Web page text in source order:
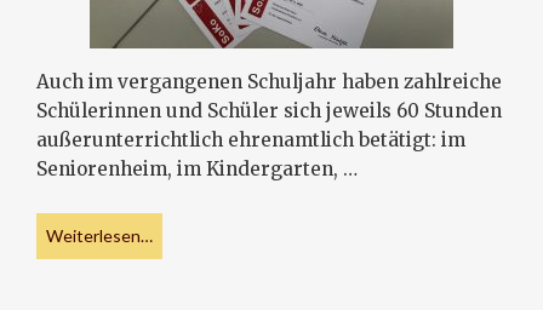
Auch im vergangenen Schuljahr haben zahlreiche
Schülerinnen und Schüler sich jeweils 60 Stunden
außerunterrichtlich ehrenamtlich betätigt: im
Seniorenheim, im Kindergarten, …
Weiterlesen…